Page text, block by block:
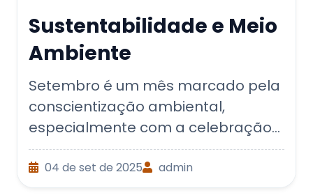
Sustentabilidade e Meio
Ambiente
Setembro é um mês marcado pela
conscientização ambiental,
especialmente com a celebração
do Dia da Árvore. Esse é o mome...
04 de set de 2025 admin